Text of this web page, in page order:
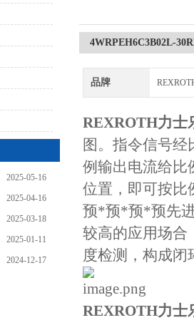
2025-05-16
2025-04-16
2025-03-18
2025-01-11
2024-12-17
4WRPEH6C3B02L-
品牌
REXROTH力士
图。指令信号
例输出电流给比
位置，即可按比
预*预*预*预先
较高的应用场
度检测，构成闭
REXROTH力士